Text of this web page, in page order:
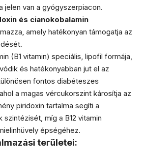
jelen van a gyógyszerpiacon.
és cianokobalamin
amely hatékonyan támogatja az
(B1 vitamin) speciális, lipofil formája,
és hatékonyabban jut el az
fontos diabéteszes
a magas vércukorszint károsítja az
piridoxin tartalma segíti a
míg a B12 vitamin
épségéhez.
területei: